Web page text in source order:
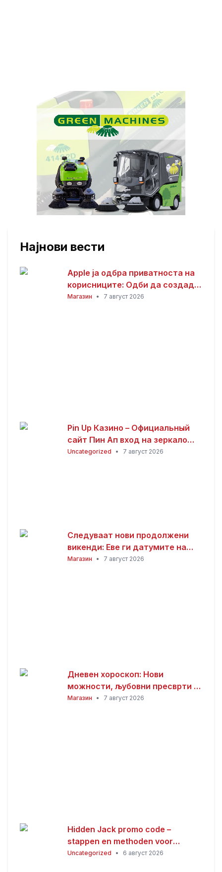
Најнови вести
Apple ја одбра приватноста на
корисниците: Одби да создаде
пристап за полицијата до iCloud
Магазин • 7 август 2026
Pin Up Казино – Официальный
сайт Пин Ап вход на зеркало
(2026)
Uncategorized • 7 август 2026
Следуваат нови продолжени
викенди: Еве ги датумите на
следните неработни денови
Магазин • 7 август 2026
Дневен хороскоп: Нови
можности, љубовни пресврти и
совети за здравјето за сите
Магазин • 7 август 2026
Hidden Jack promo code –
stappen en methoden voor
Nederlandse spelers
Uncategorized • 6 август 2026